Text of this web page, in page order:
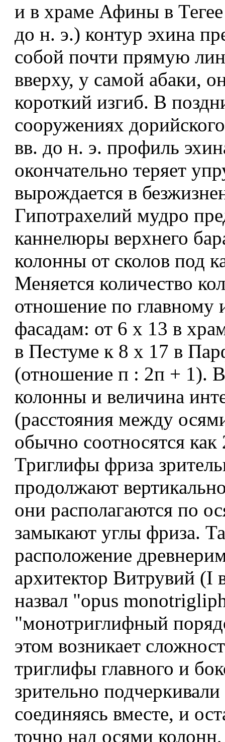
и в храме Афины в
до н. э.) контур эхина
собой почти прямую
вверху, у самой абаки,
короткий изгиб. В
сооружениях
вв. до н. э. профиль
окончательно теряет
вырождается в
Гипотрахелий мудро
каннелюры верхнего
колонны от сколов под
Меняется количество
отношение по главному
фасадам: от 6 х 13 в
в Пестуме к 8 х 17 в
(отношение п : 2п + 1).
колонны и величина
(расстояния между
обычно соотносятся как
Триглифы фриза
продолжают
они располагаются по
замыкают углы фриза.
расположение
архитектор Витрувий (I
назвал "opus
"монотриглифный
этом возникает
триглифы главного и
зрительно
соединяясь вместе, и
точно над осями